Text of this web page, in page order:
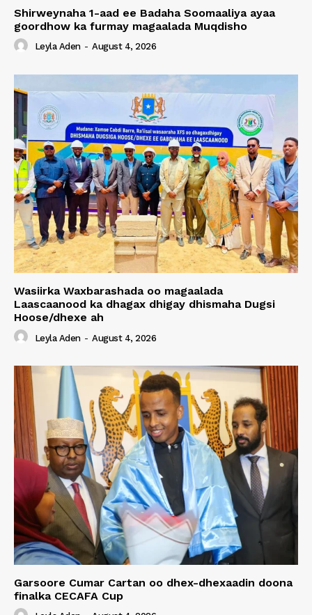
Shirweynaha 1-aad ee Badaha Soomaaliya ayaa
goordhow ka furmay magaalada Muqdisho
Leyla Aden - August 4, 2026
Wasiirka Waxbarashada oo magaalada
Laascaanood ka dhagax dhigay dhismaha Dugsi
Hoose/dhexe ah
Leyla Aden - August 4, 2026
Garsoore Cumar Cartan oo dhex-dhexaadin doona
finalka CECAFA Cup